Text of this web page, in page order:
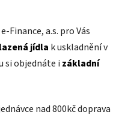
Finance, a.s. pro Vás
jídla k uskladnění v
si objednáte i základní
nad 800kč doprava